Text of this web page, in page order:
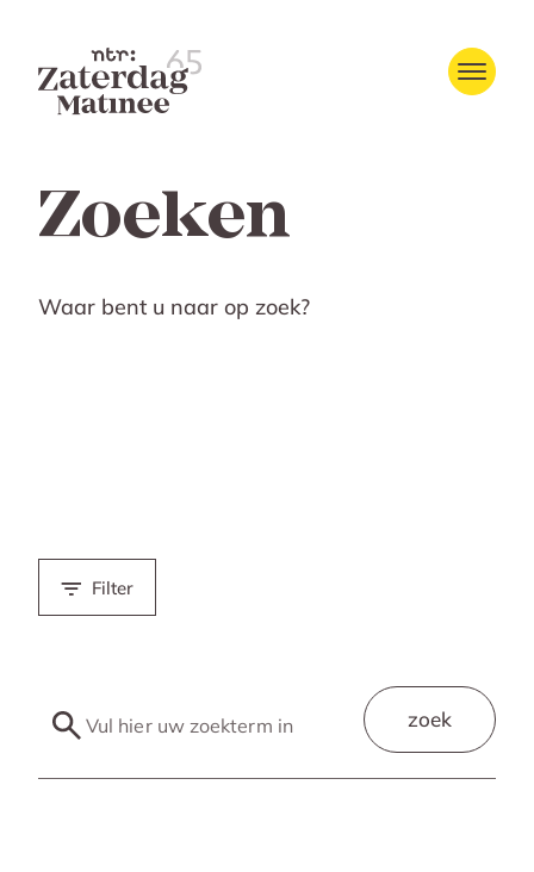
Zoeken
Waar bent u naar op zoek?
Filter
zoek